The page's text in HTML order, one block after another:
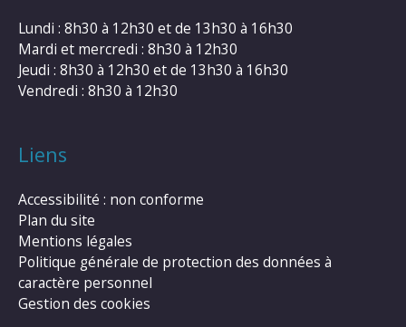
Lundi : 8h30 à 12h30 et de 13h30 à 16h30
Mardi et mercredi : 8h30 à 12h30
Jeudi : 8h30 à 12h30 et de 13h30 à 16h30
Vendredi : 8h30 à 12h30
Liens
Accessibilité : non conforme
Plan du site
Mentions légales
Politique générale de protection des données à
caractère personnel
Gestion des cookies